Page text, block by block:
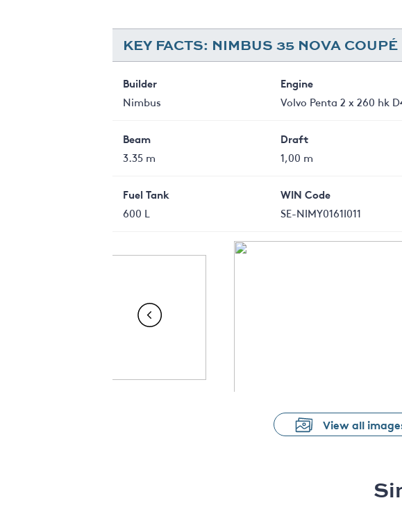
KEY FACTS: NIMBUS 35 NOVA COUPÉ
Builder
Nimbus
Engine
Volvo Penta 2 x 260 hk
Beam
3.35 m
Draft
1,00 m
Fuel Tank
600 L
WIN Code
SE-NIMY0161I011
View all